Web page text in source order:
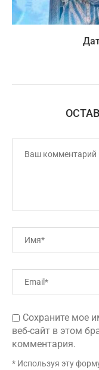
Сохраните мое
веб-сайт в этом
комментария.
* Используя эту